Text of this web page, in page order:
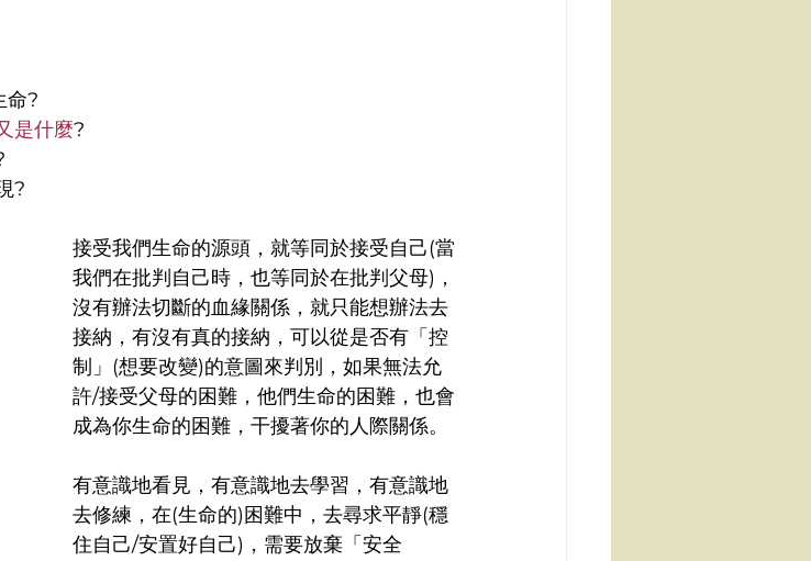
命?
是什麼?
?
接受我們生命的源頭，就等同於接受自己(當
我們在批判自己時，也等同於在批判父母)，
沒有辦法切斷的血緣關係，就只能想辦法去
接納，有沒有真的接納，可以從是否有「控
制」(想要改變)的意圖來判別，如果無法允
許/接受父母的困難，他們生命的困難，也會
成為你生命的困難，干擾著你的人際關係。
有意識地看見，有意識地去學習，有意識地
去修練，在(生命的)困難中，去尋求平靜(穩
住自己/安置好自己)，需要放棄「安全